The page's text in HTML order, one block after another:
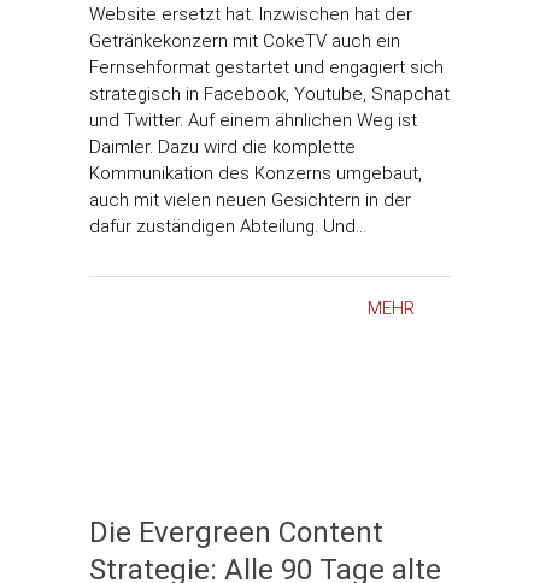
Website ersetzt hat. Inzwischen hat der
Getränkekonzern mit CokeTV auch ein
Fernsehformat gestartet und engagiert sich
strategisch in Facebook, Youtube, Snapchat
und Twitter. Auf einem ähnlichen Weg ist
Daimler. Dazu wird die komplette
Kommunikation des Konzerns umgebaut,
auch mit vielen neuen Gesichtern in der
dafür zuständigen Abteilung. Und…
MEHR
Die Evergreen Content
Strategie: Alle 90 Tage alte